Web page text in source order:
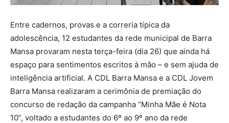
Entre cadernos, provas e a correria típica da
adolescência, 12 estudantes da rede municipal de Barra
Mansa provaram nesta terça-feira (dia 26) que ainda há
espaço para sentimentos escritos à mão – e sem ajuda de
inteligência artificial. A CDL Barra Mansa e a CDL Jovem
Barra Mansa realizaram a cerimônia de premiação do
concurso de redação da campanha “Minha Mãe é Nota
10”, voltado a estudantes do 6º ao 9º ano da rede